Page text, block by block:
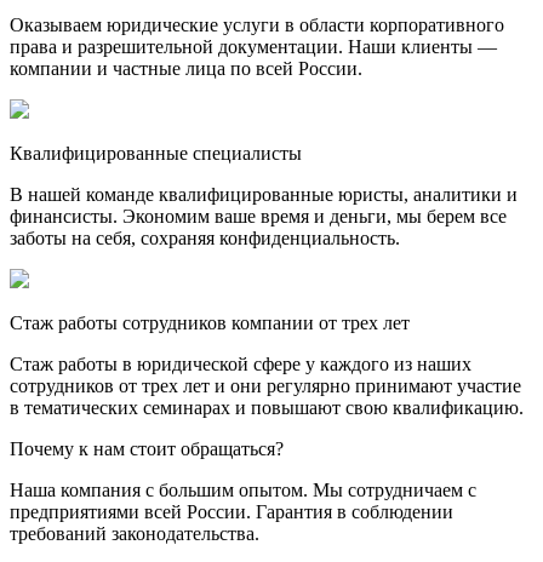
Оказываем юридические услуги в области корпоративного
права и разрешительной документации. Наши клиенты —
компании и частные лица по всей России.
Квалифицированные специалисты
В нашей команде квалифицированные юристы, аналитики и
финансисты. Экономим ваше время и деньги, мы берем все
заботы на себя, сохраняя конфиденциальность.
Стаж работы сотрудников компании от трех лет
Стаж работы в юридической сфере у каждого из наших
сотрудников от трех лет и они регулярно принимают участие
в тематических семинарах и повышают свою квалификацию.
Почему к нам стоит обращаться?
Наша компания с большим опытом. Мы сотрудничаем с
предприятиями всей России. Гарантия в соблюдении
требований законодательства.